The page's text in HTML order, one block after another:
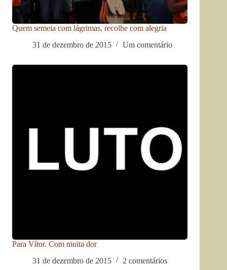
Quem semeia com lágrimas, recolhe com alegria
31 de dezembro de 2015
Um comentário
Para Vítor. Com muita dor
31 de dezembro de 2015
2 comentários